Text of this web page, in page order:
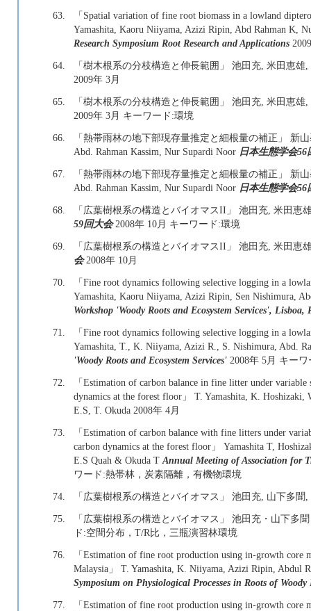
63.
「Spatial variation of fine root biomass in a lowland
Yamashita, Kaoru Niiyama, Azizi Ripin, Abd Rahman K,
Research Symposium Root Research and Applications
64.
「樹木根系の分枝構造と伸長範囲」 池田充, 米田恵
2009年 3月
65.
「樹木根系の分枝構造と伸長範囲」 池田充, 米田恵
2009年 3月 キーワード:環境
66.
「熱帯雨林の地下部現存量推定と細根量の補正」 新
Abd. Rahman Kassim, Nur Supardi Noor 日本生態学会56
67.
「熱帯雨林の地下部現存量推定と細根量の補正」 新
Abd. Rahman Kassim, Nur Supardi Noor 日本生態学会56
68.
「広葉樹根系の構造とバイオマスII」 池田充, 米田恵
59回大会2008年 10月 キーワード:環境
69.
「広葉樹根系の構造とバイオマスII」 池田充, 米田恵
会2008年 10月
70.
「Fine root dynamics following selective logging in a
Yamashita, Kaoru Niiyama, Azizi Ripin, Sen Nishimura,
Workshop 'Woody Roots and Ecosystem Services', Lisboa,
71.
「Fine root dynamics following selective logging in a
Yamashita, T., K. Niiyama, Azizi R., S. Nishimura, Abd.
'Woody Roots and Ecosystem Services' 2008年 5月 キー
72.
「Estimation of carbon balance in fine litter under
dynamics at the forest floor」 T. Yamashita, K.
E.S, T. Okuda 2008年 4月
73.
「Estimation of carbon balance with fine litters under
carbon dynamics at the forest floor」 Yamashita T,
E.S Quah & Okuda TAnnual Meeting of Association for
ワード:熱帯林，炭素隔離，有機物環境
74.
「広葉樹根系の構造とバイオマス」 池田充, 山下多
75.
「広葉樹根系の構造とバイオマス」 池田充・山下多
ド:空間分布，T/R比，三瓶演習林環境
76.
「Estimation of fine root production using in-growth core
Malaysia」 T. Yamashita, K. Niiyama, Azizi Ripin, Abdul
Symposium on Physiological Processes in Roots of Woody
77.
「Estimation of fine root production using in-growth core